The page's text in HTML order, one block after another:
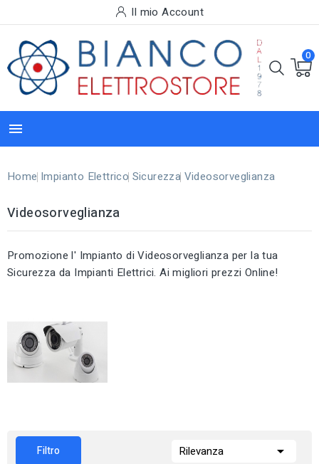
Il mio Account
0

Home Impianto Elettrico Sicurezza Videosorveglianza
Videosorveglianza
Promozione l' Impianto di Videosorveglianza per la tua
Sicurezza da Impianti Elettrici. Ai migliori prezzi Online!
Filtro Rilevanza 